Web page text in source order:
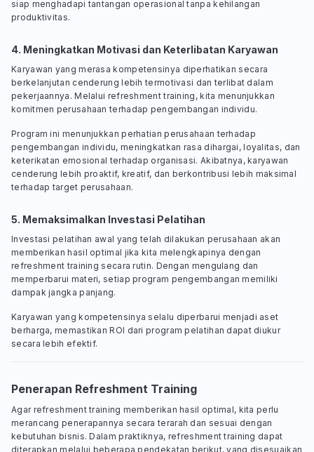
siap menghadapi tantangan operasional tanpa kehilangan
produktivitas.
4. Meningkatkan Motivasi dan Keterlibatan Karyawan
Karyawan yang merasa kompetensinya diperhatikan secara
berkelanjutan cenderung lebih termotivasi dan terlibat dalam
pekerjaannya. Melalui refreshment training, kita menunjukkan
komitmen perusahaan terhadap pengembangan individu.
Program ini menunjukkan perhatian perusahaan terhadap
pengembangan individu, meningkatkan rasa dihargai, loyalitas, dan
keterikatan emosional terhadap organisasi. Akibatnya, karyawan
cenderung lebih proaktif, kreatif, dan berkontribusi lebih maksimal
terhadap target perusahaan.
5. Memaksimalkan Investasi Pelatihan
Investasi pelatihan awal yang telah dilakukan perusahaan akan
memberikan hasil optimal jika kita melengkapinya dengan
refreshment training secara rutin. Dengan mengulang dan
memperbarui materi, setiap program pengembangan memiliki
dampak jangka panjang.
Karyawan yang kompetensinya selalu diperbarui menjadi aset
berharga, memastikan ROI dari program pelatihan dapat diukur
secara lebih efektif.
Penerapan Refreshment Training
Agar refreshment training memberikan hasil optimal, kita perlu
merancang penerapannya secara terarah dan sesuai dengan
kebutuhan bisnis. Dalam praktiknya, refreshment training dapat
diterapkan melalui beberapa pendekatan berikut, yang disesuaikan